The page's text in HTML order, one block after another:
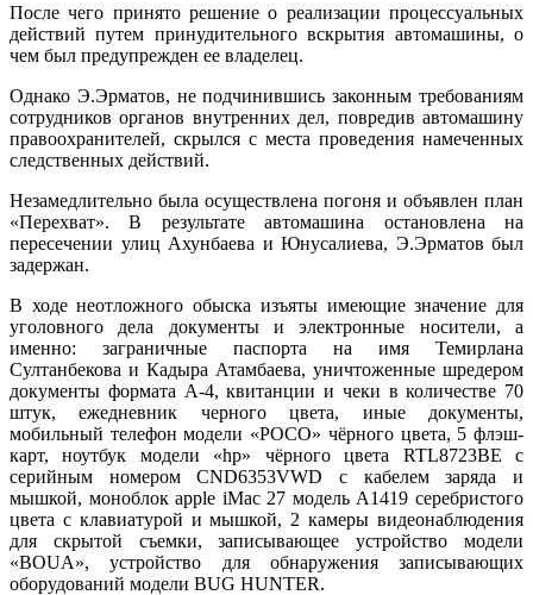
После чего принято решение о реализации процессуальных
действий путем принудительного вскрытия автомашины, о
чем был предупрежден ее владелец.
Однако Э.Эрматов, не подчинившись законным требованиям
сотрудников органов внутренних дел, повредив автомашину
правоохранителей, скрылся с места проведения намеченных
следственных действий.
Незамедлительно была осуществлена погоня и объявлен план
«Перехват». В результате автомашина остановлена на
пересечении улиц Ахунбаева и Юнусалиева, Э.Эрматов был
задержан.
В ходе неотложного обыска изъяты имеющие значение для
уголовного дела документы и электронные носители, а
именно: заграничные паспорта на имя Темирлана
Султанбекова и Кадыра Атамбаева, уничтоженные шредером
документы формата А-4, квитанции и чеки в количестве 70
штук, ежедневник черного цвета, иные документы,
мобильный телефон модели «РОСО» чёрного цвета, 5 флэш-
карт, ноутбук модели «hp» чёрного цвета RTL8723BE с
серийным номером CND6353VWD с кабелем заряда и
мышкой, моноблок apple iMac 27 модель A1419 серебристого
цвета с клавиатурой и мышкой, 2 камеры видеонаблюдения
для скрытой съемки, записывающее устройство модели
«BOUA», устройство для обнаружения записывающих
оборудований модели BUG HUNTER.